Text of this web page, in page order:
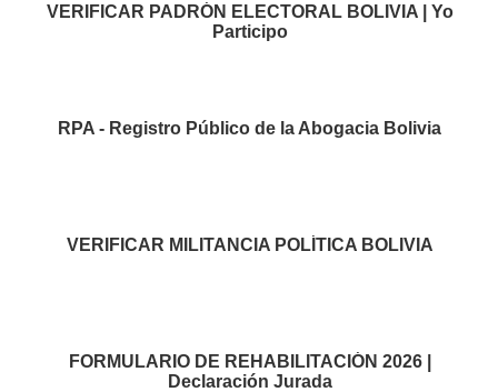
VERIFICAR PADRÓN ELECTORAL BOLIVIA | Yo
Participo
RPA - Registro Público de la Abogacia Bolivia
VERIFICAR MILITANCIA POLÍTICA BOLIVIA
FORMULARIO DE REHABILITACIÓN 2026 |
Declaración Jurada